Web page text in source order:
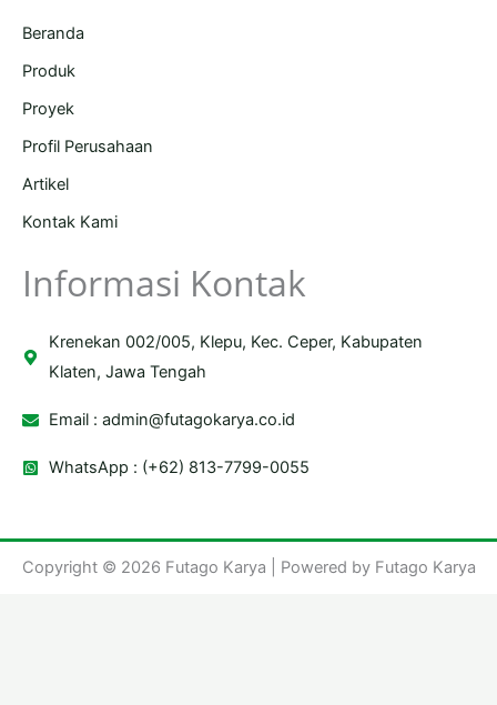
Beranda
Produk
Proyek
Profil Perusahaan
Artikel
Kontak Kami
Informasi Kontak
Krenekan 002/005, Klepu, Kec. Ceper, Kabupaten
Klaten, Jawa Tengah
Email :admin@futagokarya.co.id
WhatsApp : (+62) 813-7799-0055
Copyright © 2026 Futago Karya | Powered by Futago Karya